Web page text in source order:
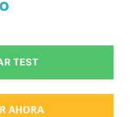
TEST
AHORA